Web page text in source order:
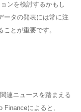
ンを検討するかもし
ータの発表には常に注
とが重要です。
連ニュースを踏まえる
によると、